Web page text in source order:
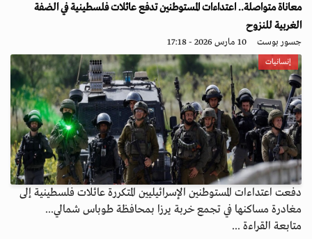
معاناة متواصلة.. اعتداءات المستوطنين تدفع عائلات فلسطينية في الضفة
الغربية للنزوح
جسور بوست 10 مارس 2026 - 17:18
إنسانيات
دفعت اعتداءات المستوطنين الإسرائيليين المتكررة عائلات فلسطينية إلى
مغادرة مساكنها في تجمع خربة يرزا بمحافظة طوباس شمالي...
متابعة القراءة ...